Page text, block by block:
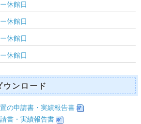
休館日
休館日
休館日
休館日
ウンロード
の申請書・実績報告書
書・実績報告書